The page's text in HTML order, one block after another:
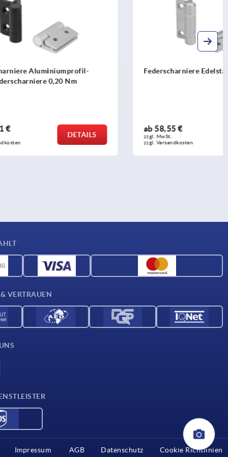
Federscharniere Edelstahl, 1,3 Nm
58,55 €
zzgl. MwSt.
zzgl. Versandkosten
VERTRAUEN
Impressum AGB Datenschutz Cookie Richtlinien